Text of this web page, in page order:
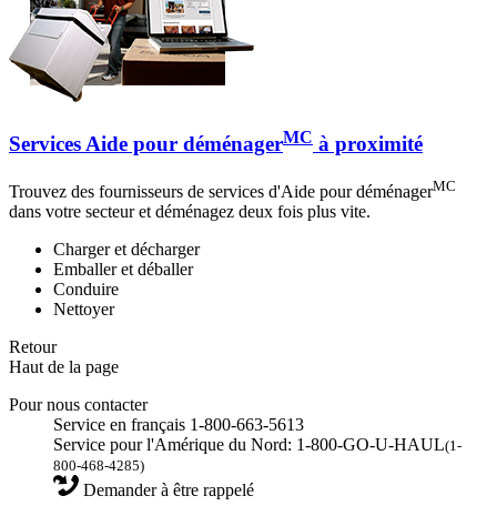
Services Aide pour déménagerMC à proximité
Trouvez des fournisseurs de services d'Aide pour déménagerMC
dans votre secteur et déménagez deux fois plus vite.
Charger et décharger
Emballer et déballer
Conduire
Nettoyer
Retour
Haut de la page
Pour nous contacter
Service en français 1-800-663-5613
Service pour l'Amérique du Nord: 1-800-GO-U-HAUL(1-
800-468-4285)
Demander à être rappelé